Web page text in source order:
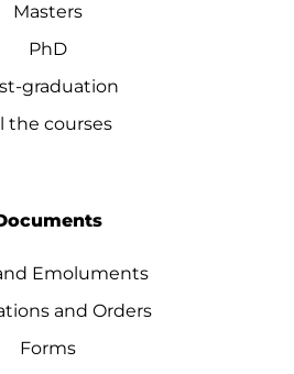
Masters
PhD
graduation
the courses
Emoluments
and Orders
Forms